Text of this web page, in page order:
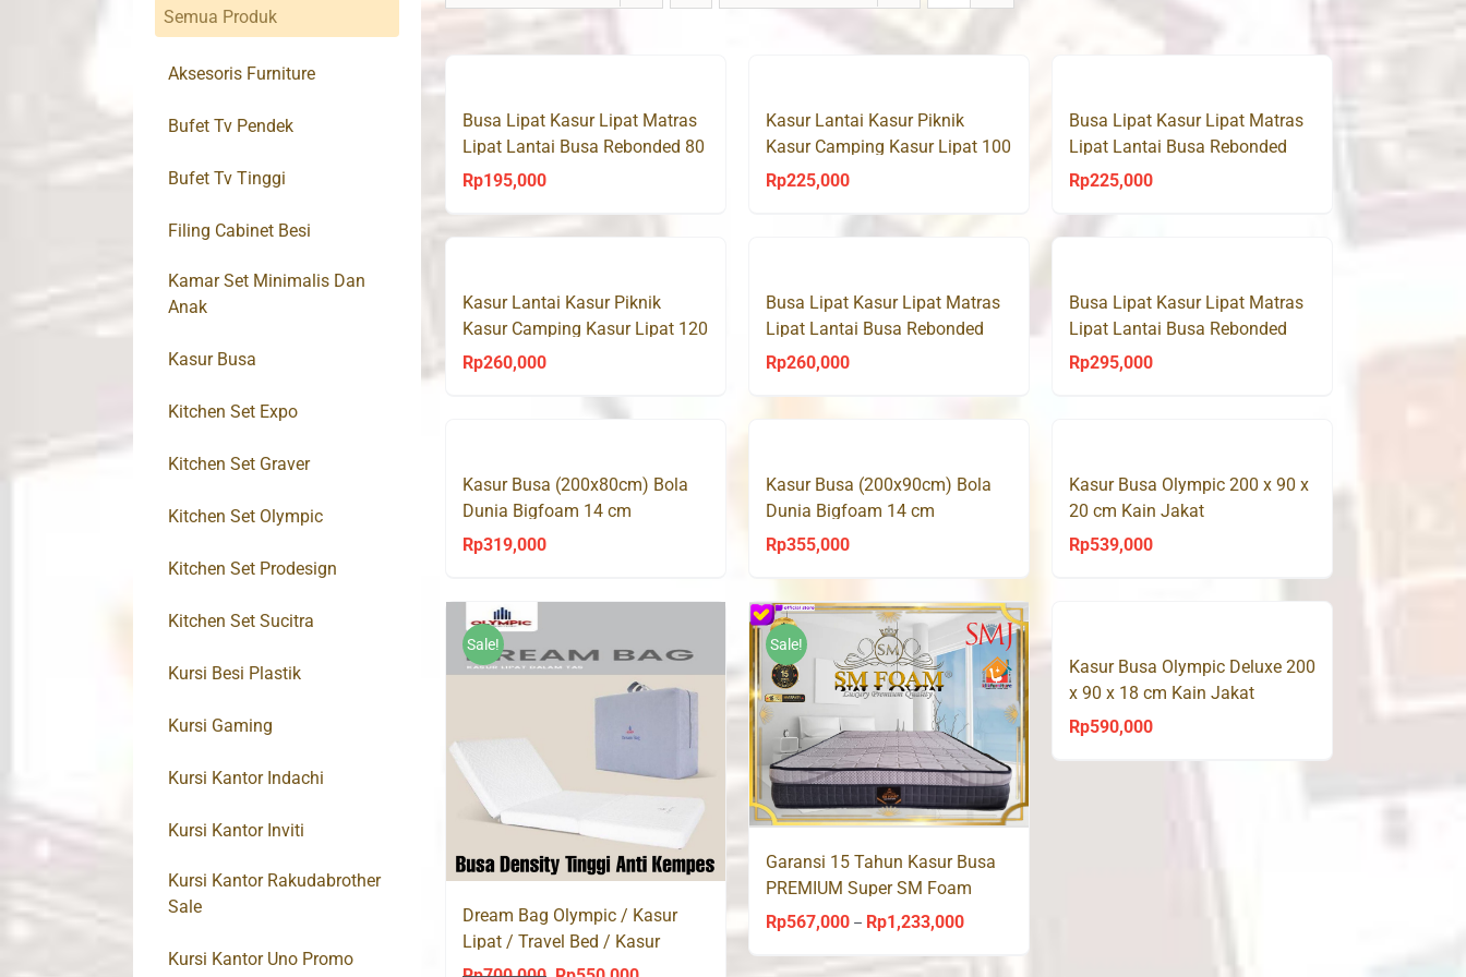
Busa Lipat Kasur Lipat Matras
Lipat Lantai Busa Rebonded 80
x 190 cm
Rp195,000
Kasur Lantai Kasur Piknik
Kasur Camping Kasur Lipat 100
x 190 cm
Rp225,000
Busa Lipat Kasur Lipat Matras
Lipat Lantai Busa Rebonded
100 x 190 cm
Rp225,000
Kasur Lantai Kasur Piknik
Kasur Camping Kasur Lipat 120
x 190 cm
Rp260,000
Busa Lipat Kasur Lipat Matras
Lipat Lantai Busa Rebonded
120 x 190 cm
Rp260,000
Busa Lipat Kasur Lipat Matras
Lipat Lantai Busa Rebonded
140 x 190 cm
Rp295,000
Kasur Busa (200x80cm) Bola
Dunia Bigfoam 14 cm
Rp319,000
Kasur Busa (200x90cm) Bola
Dunia Bigfoam 14 cm
Rp355,000
Kasur Busa Olympic 200 x 90 x
20 cm Kain Jakat
Rp539,000
Sale!
Dream Bag Olympic / Kasur
Lipat / Travel Bed / Kasur
Lantai
Sale!
Garansi 15 Tahun Kasur Busa
PREMIUM Super SM Foam
Rp567,000 – Rp1,233,000Price
Kasur Busa Olympic Deluxe 200
x 90 x 18 cm Kain Jakat
Rp590,000
Semua Produk
Aksesoris Furniture
Bufet Tv Pendek
Bufet Tv Tinggi
Filing Cabinet Besi
Kamar Set Minimalis Dan
Anak
Kasur Busa
Kitchen Set Expo
Kitchen Set Graver
Kitchen Set Olympic
Kitchen Set Prodesign
Kitchen Set Sucitra
Kursi Besi Plastik
Kursi Gaming
Kursi Kantor Indachi
Kursi Kantor Inviti
Kursi Kantor Rakudabrother
Sale
Kursi Kantor Uno Promo